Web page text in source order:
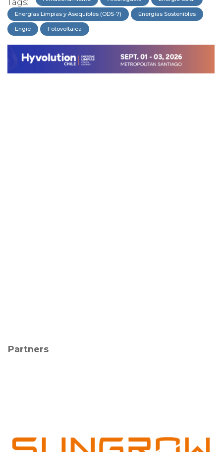
Tags:
Energías Limpias y Asequibles (ODS-7) Energías Sostenibles
Engie Fotovoltaica
Partners